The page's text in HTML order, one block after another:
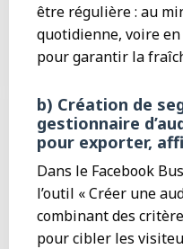
être régulière : au
quotidienne, voire
pour garantir la
b) Création de
gestionnaire
pour exporter,
Dans le Facebook
l’outil « Créer une
combinant des
pour cibler les